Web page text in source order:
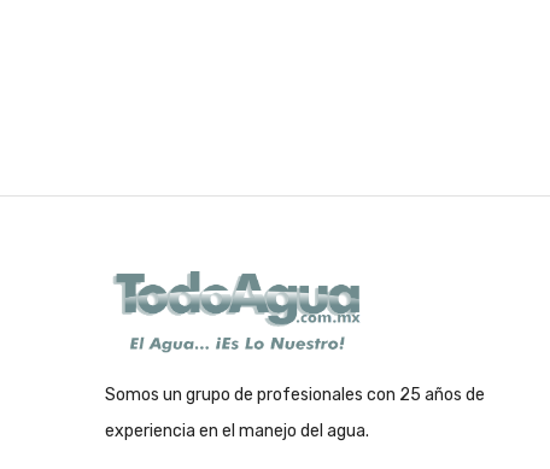
Somos un grupo de profesionales con 25 años de
experiencia en el manejo del agua.